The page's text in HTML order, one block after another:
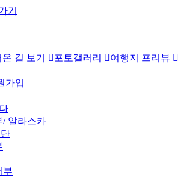
기
길 보기 포토갤러리 여행지 프리뷰
가입
/ 알라스카
부